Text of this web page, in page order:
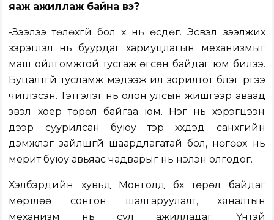
яаж ажиллаж байна вэ?
-Зээлээ төлөхгүй бол хүү нь өсдөг. Эсвэл зээлжих
зэрэглэл нь буурдаг хариуцлагын механизмыг
маш ойлгомжтой тусгаж өгсөн байдаг юм билээ.
Буцалтгүй тусламж мэдээж илүү зорилтот бүлэг рүүгээ
чиглэсэн. Тэтгэлэг нь олон улсын жишгээр аваад
үзвэл хоёр төрөл байгаа юм. Нэг нь хэрэгцээн
дээр суурилсан буюу тэр хүүхдэд санхүүгийн
дэмжлэг зайлшгүй шаардлагатай бол, нөгөөх нь
мерит буюу авьяас чадварыг нь үнэлэн олгодог.
Хэлбэрүүдийн хувьд Монголд бүх төрөл байдаг
мөртлөө сонгон шалгаруулалт, хяналтын
механизм нь сул ажилладаг. Үүнтэй